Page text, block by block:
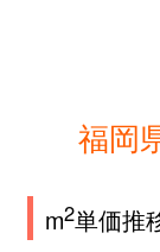
福岡
m2単価推